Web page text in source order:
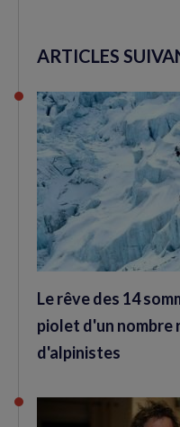
ARTICLES
Le rêve des 14
piolet d'un nombre
d'alpinistes